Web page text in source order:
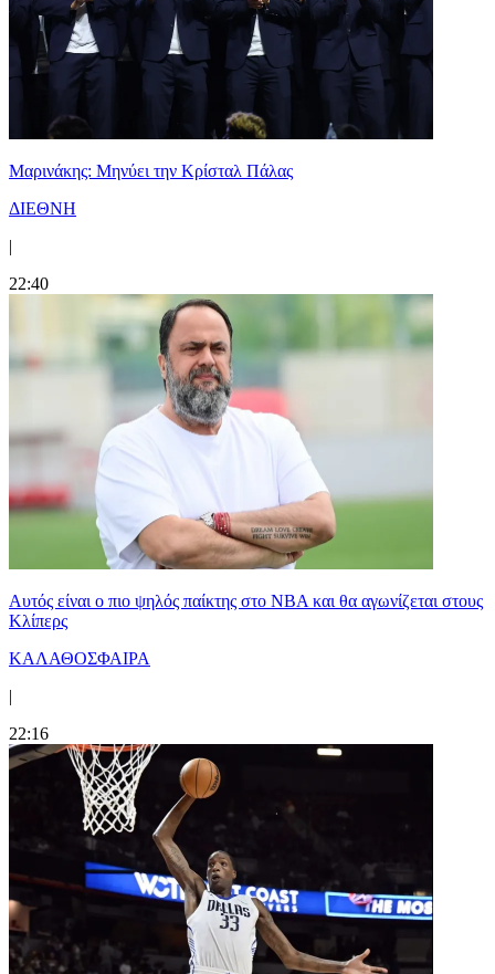
Μαρινάκης: Μηνύει την Κρίσταλ Πάλας
ΔΙΕΘΝΗ
|
22:40
Αυτός είναι ο πιο ψηλός παίκτης στο NBA και θα αγωνίζεται στους
Κλίπερς
ΚΑΛΑΘΟΣΦΑΙΡΑ
|
22:16